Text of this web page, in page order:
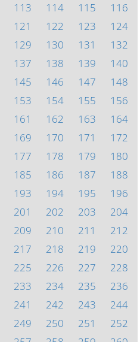
113 114 115
116
121 122 123
124
129 130 131
132
137 138 139
140
145 146 147
148
153 154 155
156
161 162 163
164
169 170 171
172
177 178 179
180
185 186 187
188
193 194 195
196
201 202 203
204
209 210 211
212
217 218 219
220
225 226 227
228
233 234 235
236
241 242 243
244
249 250 251
252